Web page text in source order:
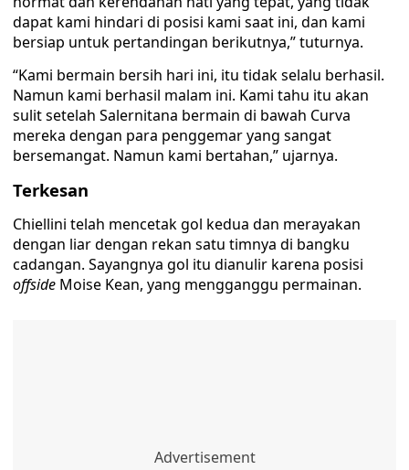
dapat kami hindari di posisi kami saat ini, dan kami
bersiap untuk pertandingan berikutnya,” tuturnya.
“Kami bermain bersih hari ini, itu tidak selalu berhasil.
Namun kami berhasil malam ini. Kami tahu itu akan
sulit setelah Salernitana bermain di bawah Curva
mereka dengan para penggemar yang sangat
bersemangat. Namun kami bertahan,” ujarnya.
Terkesan
Chiellini telah mencetak gol kedua dan merayakan
dengan liar dengan rekan satu timnya di bangku
cadangan. Sayangnya gol itu dianulir karena posisi
offside Moise Kean, yang mengganggu permainan.